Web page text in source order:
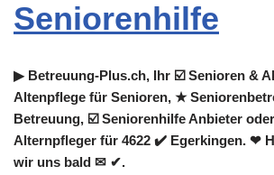
▶︎ Betreuung-Plus.ch, Ihr ☑️ Senioren &
Altenpflege für Senioren, ★
Betreuung, ☑️ Seniorenhilfe Anbieter
Alternpfleger für 4622 ✔️ Egerkingen. ❤
wir uns bald ✉ ✔.